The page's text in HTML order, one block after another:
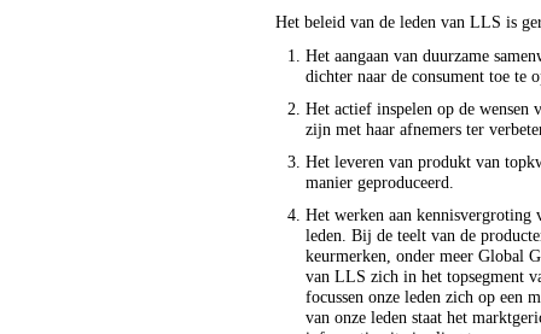
Het beleid van de leden van LLS is
Het aangaan van duurzame
dichter naar de consument toe te
Het actief inspelen op de wensen
zijn met haar afnemers ter
Het leveren van produkt van
manier geproduceerd.
Het werken aan kennisvergroting
leden. Bij de teelt van de
keurmerken, onder meer Global
van LLS zich in het topsegment
focussen onze leden zich op een
van onze leden staat het